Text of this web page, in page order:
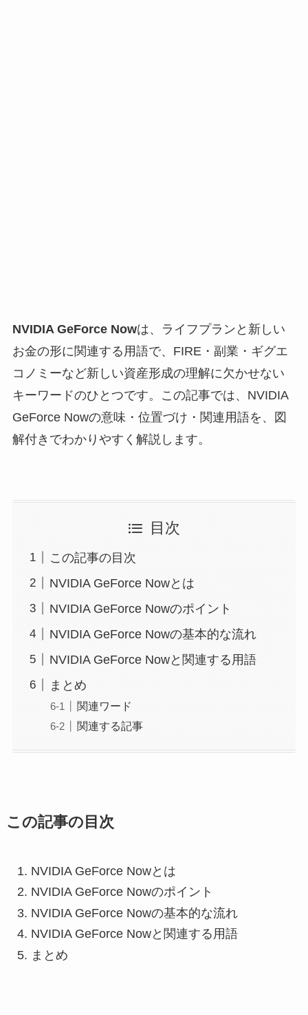
NVIDIA GeForce Nowは、ライフプランと新しい
お金の形に関連する用語で、FIRE・副業・ギグエ
コノミーなど新しい資産形成の理解に欠かせない
キーワードのひとつです。この記事では、NVIDIA
GeForce Nowの意味・位置づけ・関連用語を、図
解付きでわかりやすく解説します。
目次
この記事の目次
NVIDIA GeForce Nowとは
NVIDIA GeForce Nowのポイント
NVIDIA GeForce Nowの基本的な流れ
NVIDIA GeForce Nowと関連する用語
まとめ
関連ワード
関連する記事
この記事の目次
NVIDIA GeForce Nowとは
NVIDIA GeForce Nowのポイント
NVIDIA GeForce Nowの基本的な流れ
NVIDIA GeForce Nowと関連する用語
まとめ